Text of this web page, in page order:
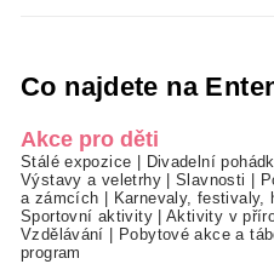
Co najdete na
Akce pro děti
Stálé expozice Divadelní
Výstavy a veletrhy|Slavnosti
a zámcích
Karnevaly, festivaly,
Sportovní aktivity|Aktivity v
Vzdělávání
Pobytové akce a
program